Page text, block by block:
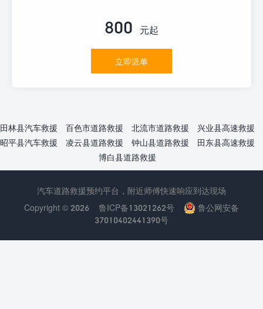
800 元起
立即派单
田林县汽车救援 百色市道路救援 北流市道路救援
兴业县高速救援
昭平县汽车救援
凌云县道路救援 钟山县道路救援
田东县高速救援
博白县道路救援
汽车道路救援预约平台，附近师傅快速响应到达现场
Copyright © 2026
鲁ICP备13021262号
鲁公网安备
37010402441390号